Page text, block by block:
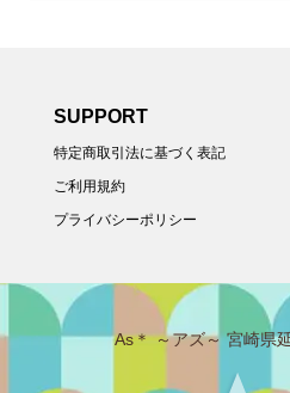
SUPPORT
特定商取引法に基づく表記
ご利用規約
プライバシーポリシー
As＊ ～アズ～ 宮崎県